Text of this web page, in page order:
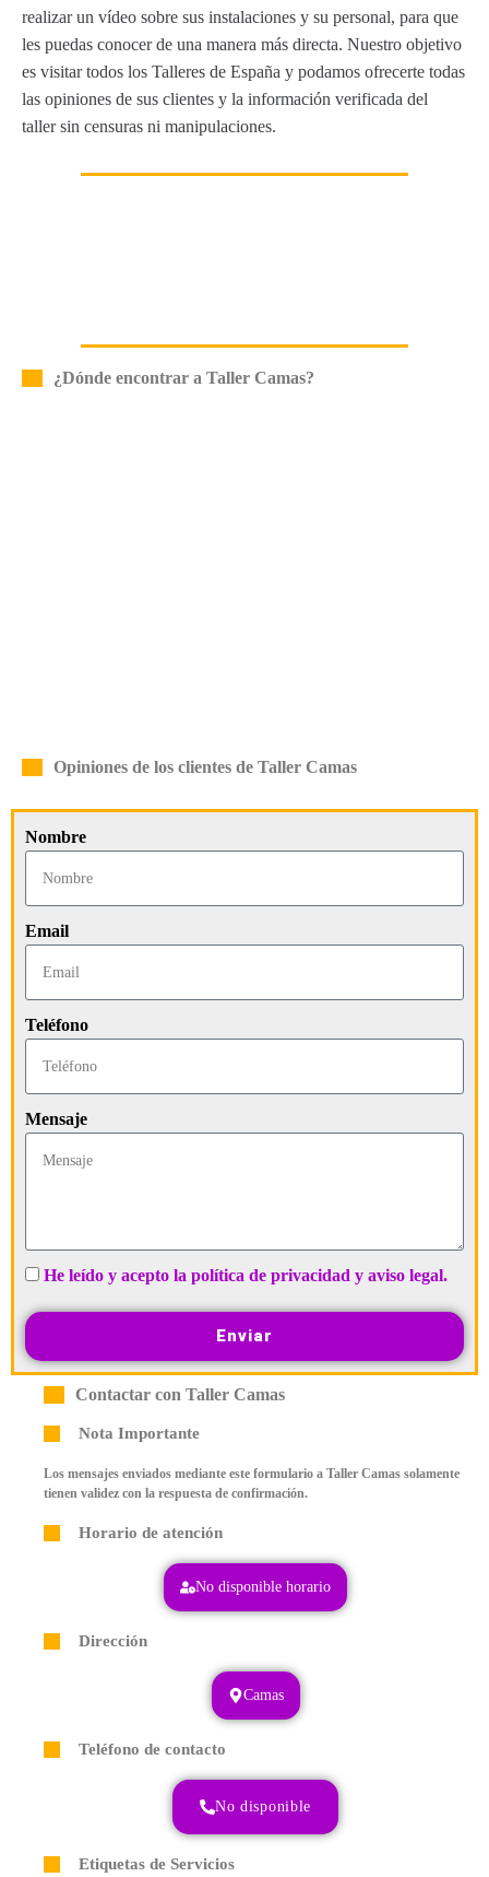
realizar un vídeo sobre sus instalaciones y su personal, para que
les puedas conocer de una manera más directa. Nuestro objetivo
es visitar todos los Talleres de España y podamos ofrecerte todas
las opiniones de sus clientes y la información verificada del
taller sin censuras ni manipulaciones.
¿Dónde encontrar a Taller Camas?
Opiniones de los clientes de Taller Camas
Nombre
Email
Teléfono
Mensaje
He leído y acepto la política de privacidad y aviso legal.
Enviar
Contactar con Taller Camas
Nota Importante
Los mensajes enviados mediante este formulario a Taller Camas solamente
tienen validez con la respuesta de confirmación.
Horario de atención
No disponible horario
Dirección
Camas
Teléfono de contacto
No disponible
Etiquetas de Servicios